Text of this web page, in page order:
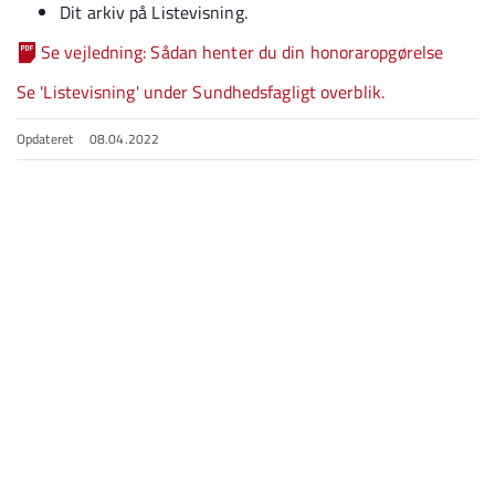
Dit arkiv på Listevisning.
Se vejledning: Sådan henter du din honoraropgørelse
Se 'Listevisning' under Sundhedsfagligt overblik.
Opdateret 08.04.2022